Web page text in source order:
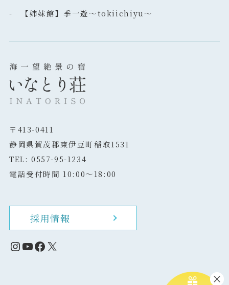
- 【姉妹館】季一遊～tokiichiyu～
〒413-0411
静岡県賀茂郡東伊豆町稲取1531
TEL: 0557-95-1234
電話受付時間 10:00～18:00
採用情報
Instagram
YouTube
Facebook
X